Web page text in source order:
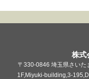
株式
〒330-0846 埼玉県さいた
1F,Miyuki-building,3-